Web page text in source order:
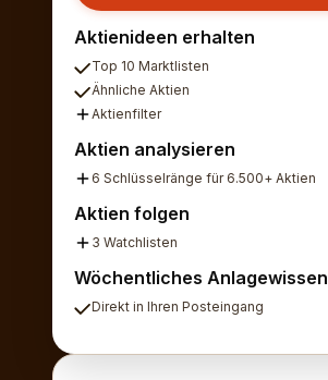
Aktienideen erhalten
Top 10 Marktlisten
Ähnliche Aktien
Aktienfilter
Aktien analysieren
6 Schlüsselränge für 6.500+ Aktien
Aktien folgen
3 Watchlisten
Wöchentliches Anlagewissen
Direkt in Ihren Posteingang